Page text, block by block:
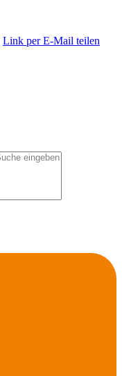
Link per E-Mail teilen